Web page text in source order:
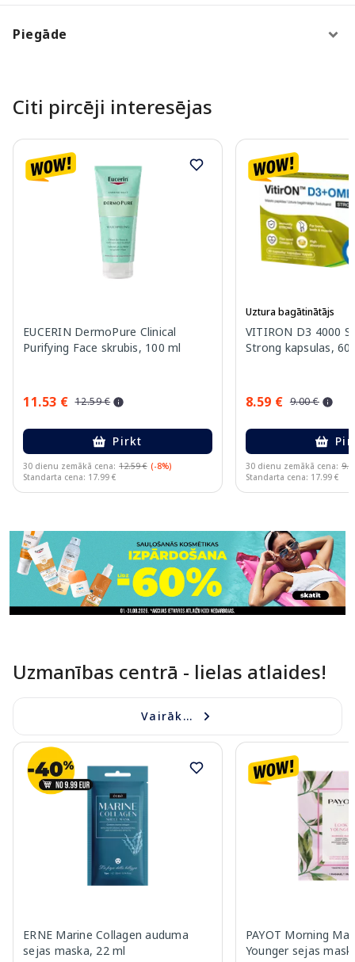
Piegāde
Citi pircēji interesējas
EUCERIN DermoPure Clinical
Purifying Face skrubis, 100 ml
11.53 € 12.59 €
Pirkt
30 dienu zemākā cena: 12.59 € (-8%)
Standarta cena: 17.99 €
Uztura bagātinātājs
VITIRON D3 4000
Strong kapsulas, 60
8.59 € 9.00 €
30 dienu zemākā cena:
Standarta cena: 17.99 €
Uzmanības centrā - lielas atlaides!
Vairāk...
ERNE Marine Collagen auduma
sejas maska, 22 ml
PAYOT Morning
Younger sejas